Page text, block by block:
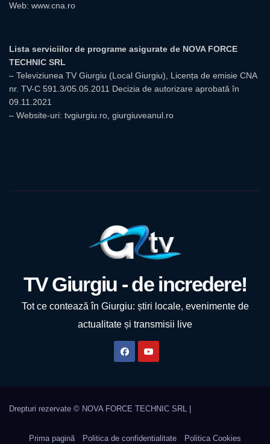
Web: www.cna.ro
Lista serviciilor de programe asigurate de NOVA FORCE
TECHNIC SRL
– Televiziunea TV Giurgiu (Local Giurgiu), Licența de emisie CNA
nr. TV-C 591.3/05.05.2011 Decizia de autorizare aprobată în
09.11.2021
– Website-uri: tvgiurgiu.ro, giurgiuveanul.ro
TV Giurgiu - de incredere!
Tot ce contează în Giurgiu: știri locale, evenimente de
actualitate și transmisii live
Prima pagină Politica de confidentialitate Politica Cookies